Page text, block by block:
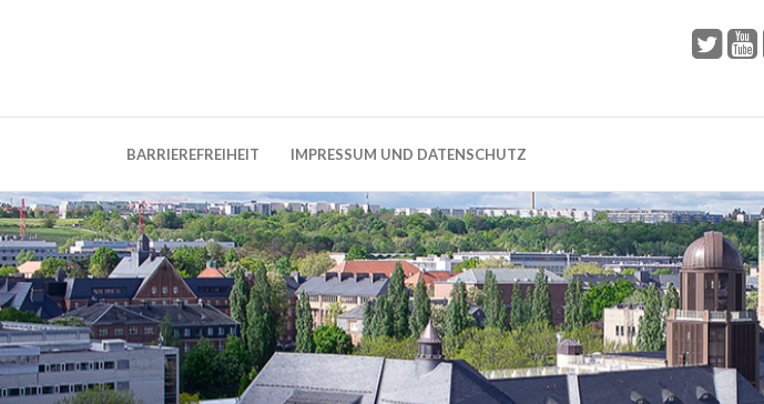
BARRIEREFREIHEIT IMPRESSUM UND DATENSCHUTZ